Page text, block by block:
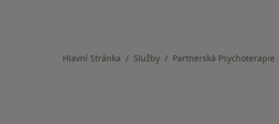
Hlavní Stránka Služby Partnerská Psychoterapie